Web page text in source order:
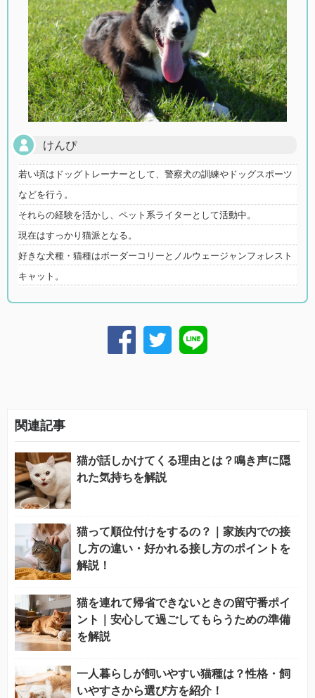
けんぴ
若い頃はドッグトレーナーとして、警察犬の訓練やドッグスポーツ
などを行う。
それらの経験を活かし、ペット系ライターとして活動中。
現在はすっかり猫派となる。
好きな犬種・猫種はボーダーコリーとノルウェージャンフォレスト
キャット。
関連記事
猫が話しかけてくる理由とは？鳴き声に隠
れた気持ちを解説
猫って順位付けをするの？｜家族内での接
し方の違い・好かれる接し方のポイントを
解説！
猫を連れて帰省できないときの留守番ポイ
ント｜安心して過ごしてもらうための準備
を解説
一人暮らしが飼いやすい猫種は？性格・飼
いやすさから選び方を紹介！